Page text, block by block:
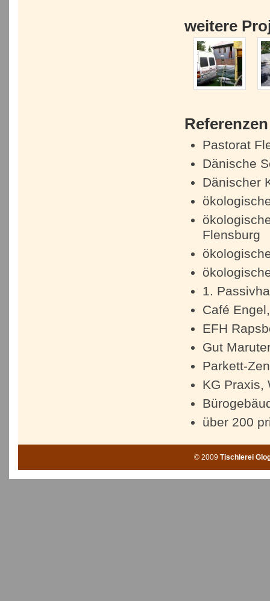
weitere
Referenzen
Pastorat
Dänische
Dänischer
Flensburg
1.
Café
EFH
Gut
Parkett-
KG Praxis,
über 200
© 2009 Tischlerei